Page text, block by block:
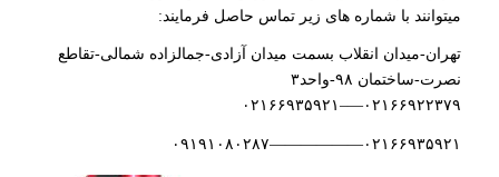
میتوانند با شماره های زیر تماس حاصل فرمایند:
تهران-میدان انقلاب بسمت میدان آزادی-جمالزاده شمالی-تقاطع
نصرت-ساختمان ۹۸-واحد۳
۰۲۱۶۶۹۲۲۳۷۹—–۰۲۱۶۶۹۳۵۹۲۱
۰۲۱۶۶۹۳۵۹۲۱——————۰۹۱۹۱۰۸۰۲۸۷